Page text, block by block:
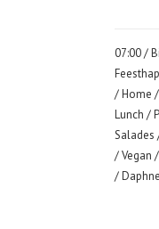
07:00 /
/Home /
Lunch /
Salades
/Vegan /
/